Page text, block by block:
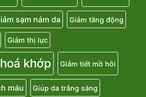
sạm nám da Giảm tăng động
Giảm thị lực
khớp Giảm tiết mồ hôi
máu Giúp da trắng sáng